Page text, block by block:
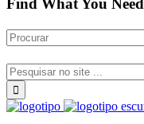
Find What You Need